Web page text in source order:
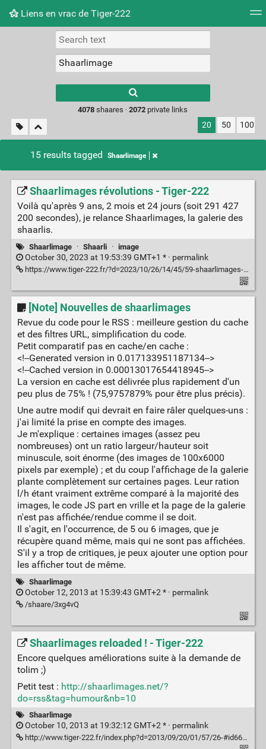
Liens en vrac de Tiger-222
Picture wall
results.
4078 shaares ·2072 private links
20 50 100
15 results tagged Shaarlimage
Shaarlimages révolutions - Tiger-222
Voilà qu'après 9 ans, 2 mois et 24 jours (soit 291 427
200 secondes), je relance Shaarlimages, la galerie des
shaarlis.
Shaarlimage · Shaarli · image
October 30, 2023 at 19:53:39 GMT+1 * · permalink
https://www.tiger-222.fr/?d=2023/10/26/14/45/59-shaarlimages-revolutions
[Note] Nouvelles de shaarlimages
Revue du code pour le RSS : meilleure gestion du cache
et des filtres URL, simplification du code.
Petit comparatif pas en cache/en cache :
<!--Generated version in 0.017133951187134-->
<!--Cached version in 0.00013017654418945-->
La version en cache est délivrée plus rapidement d'un
peu plus de 75% ! (75,9757879% pour être plus précis).
Une autre modif qui devrait en faire râler quelques-uns :
j'ai limité la prise en compte des images.
Je m'explique : certaines images (assez peu
nombreuses) ont un ratio largeur/hauteur soit
minuscule, soit énorme (des images de 100x6000
pixels par exemple) ; et du coup l'affichage de la galerie
plante complètement sur certaines pages. Leur ration
l/h étant vraiment extrême comparé à la majorité des
images, le code JS part en vrille et la page de la galerie
n'est pas affichée/rendue comme il se doit.
Il s'agit, en l'occurrence, de 5 ou 6 images, que je
récupère quand même, mais qui ne sont pas affichées.
S'il y a trop de critiques, je peux ajouter une option pour
les afficher tout de même.
Shaarlimage
October 12, 2013 at 15:39:43 GMT+2 * · permalink
/shaare/3xg4vQ
Shaarlimages reloaded ! - Tiger-222
Encore quelques améliorations suite à la demande de
tolim ;)
Petit test : http://shaarlimages.net/?
do=rss&tag=humour&nb=10
Shaarlimage
October 10, 2013 at 19:32:12 GMT+2 * · permalink
http://www.tiger-222.fr/index.php?d=2013/09/20/01/57/26-#id66e912